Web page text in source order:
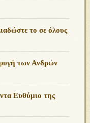
το σε όλους
των Ανδρών
Ευθύμιο της